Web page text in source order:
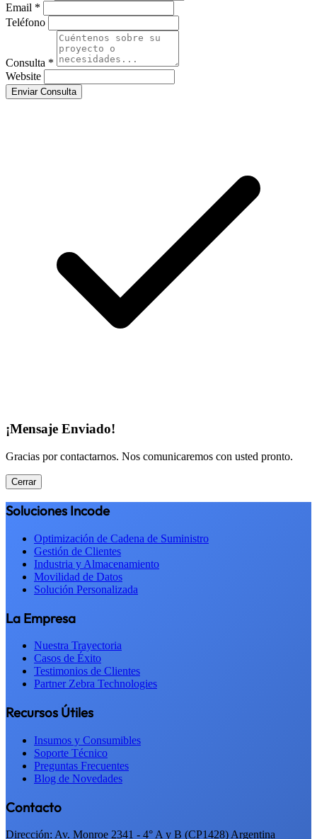
Email *
Teléfono
Consulta *
Website
Enviar Consulta
¡Mensaje Enviado!
Gracias por contactarnos. Nos comunicaremos con usted pronto.
Cerrar
Soluciones Incode
Optimización de Cadena de Suministro
Gestión de Clientes
Industria y Almacenamiento
Movilidad de Datos
Solución Personalizada
La Empresa
Nuestra Trayectoria
Casos de Éxito
Testimonios de Clientes
Partner Zebra Technologies
Recursos Útiles
Insumos y Consumibles
Soporte Técnico
Preguntas Frecuentes
Blog de Novedades
Contacto
Dirección: Av. Monroe 2341 - 4° A y B (CP1428) Argentina